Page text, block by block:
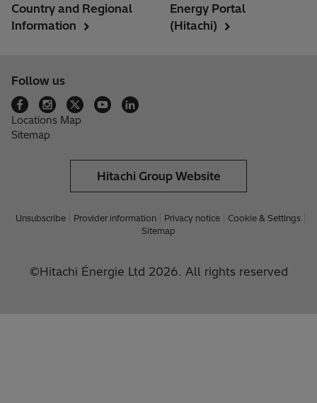
Country and Regional
Information
Energy Portal
(Hitachi)
Follow us
Locations Map
Sitemap
Hitachi Group Website
Unsubscribe Provider information Privacy notice
Cookie & Settings
Sitemap
©Hitachi Énergie Ltd 2026. All rights reserved